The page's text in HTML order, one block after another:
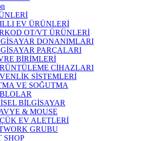
EV ÜRÜNLERİ
OT/VT ÜRÜNLERİ
DONANIMLARI
PARÇALARI
BİRİMLERİ
CİHAZLARI
SİSTEMLERİ
VE SOĞUTMA
BİLGİSAYAR
& MOUSE
EV ALETLERİ
GRUBU
SHOP